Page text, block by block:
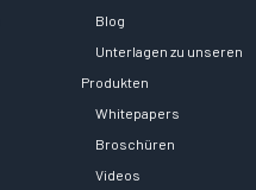
Blog
Unterlagen zu unseren
Produkten
Whitepapers
Broschüren
Videos